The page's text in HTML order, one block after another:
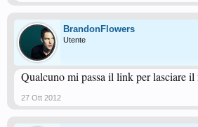
BrandonFlowers
Utente
Qualcuno mi passa il link per lasciare il
27 Ott 2012